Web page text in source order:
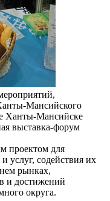
Мансийского
Ханты-Мансийске
выставка-форум
проектом для
услуг, содействия их
рынках,
и достижений
округа.